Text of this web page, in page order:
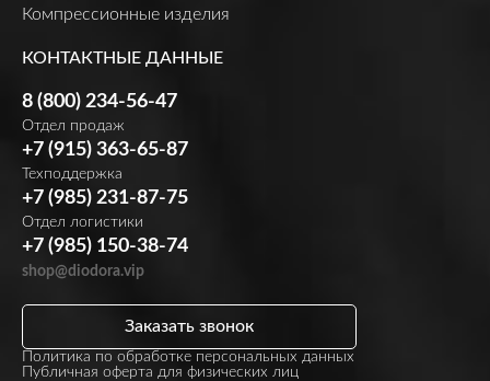
Компрессионные изделия
КОНТАКТНЫЕ ДАННЫЕ
8 (800) 234-56-47
Отдел продаж
+7 (915) 363-65-87
Техподдержка
+7 (985) 231-87-75
Отдел логистики
+7 (985) 150-38-74
shop@diodora.vip
Политика по обработке персональных данных
Публичная оферта для физических лиц
Заказать звонок